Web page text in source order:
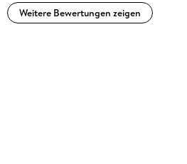
Weitere Bewertungen zeigen